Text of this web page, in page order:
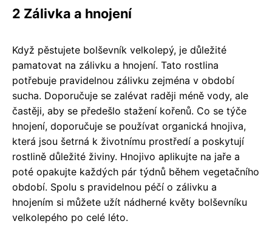
2 Zálivka a hnojení
Když pěstujete bolševník velkolepý, je důležité
pamatovat na zálivku a hnojení. Tato rostlina
potřebuje pravidelnou zálivku zejména v období
sucha. Doporučuje se zalévat raději méně vody, ale
častěji, aby se předešlo stažení kořenů. Co se týče
hnojení, doporučuje se používat organická hnojiva,
která jsou šetrná k životnímu prostředí a poskytují
rostlině důležité živiny. Hnojivo aplikujte na jaře a
poté opakujte každých pár týdnů během vegetačního
období. Spolu s pravidelnou péčí o zálivku a
hnojením si můžete užít nádherné květy bolševníku
velkolepého po celé léto.